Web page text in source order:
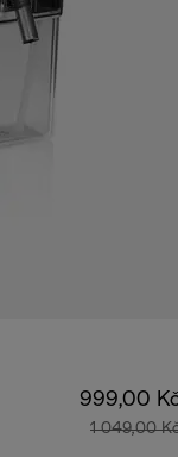
999,00
1 049,00